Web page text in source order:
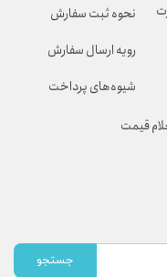
نحوه ثبت سفارش
رویه ارسال سفارش
شیوه‌های پرداخت
قیمت
جستجو